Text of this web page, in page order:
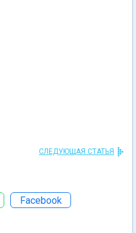
СЛЕДУЮЩАЯ СТАТЬЯ
Facebook